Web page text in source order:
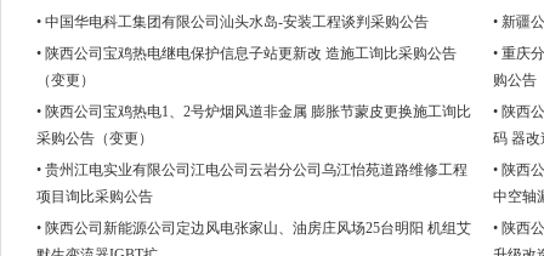
• 中国华电科工集团有限公司汕头水岛-安装工程谈判采购公告
• 新疆
• 陕西公司宝鸡热电继电保护信息子站更新改 造施工询比采购公告
（变更）
• 重庆
购公告
• 陕西公司宝鸡热电1、2号炉烟风道非金属 膨胀节蒙皮更换施工询比
采购公告（变更）
• 陕西
码 器改
• 贵州江电实业有限公司江电公司云岩分公司乌江怡苑道路维修工程
项目询比采购公告
• 陕西
中空轴
• 陕西公司新能源公司定边风电张家山、油房庄风场25台明阳 机组艾
• 陕西